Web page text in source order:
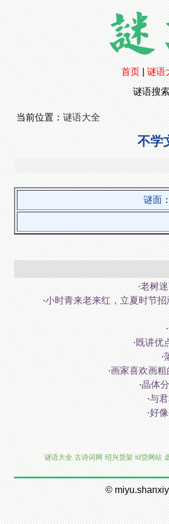
首页 谜语
谜语搜
当前位置： 谜语大全
不学
谜面
·老树
·小时青来老来红，立夏时节
·
·既讲优
·
·画家喜欢画
·晶体
·与
·好
谜语大全 古诗词网 绍兴货架 id贷网站
©